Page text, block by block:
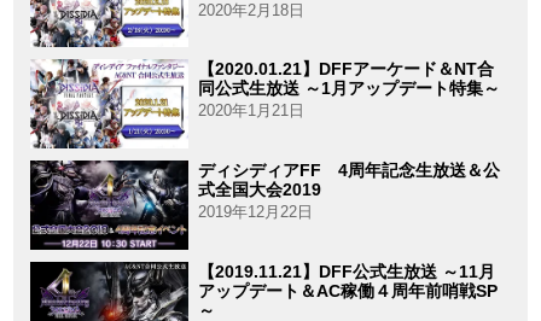
2020年2月18日
【2020.01.21】DFFアーケード＆NT合
同公式生放送 ～1月アップデート特集～
2020年1月21日
ディシディアFF 4周年記念生放送＆公
式全国大会2019
2019年12月22日
【2019.11.21】DFF公式生放送 ～11月
アップデート＆AC稼働４周年前哨戦SP
～